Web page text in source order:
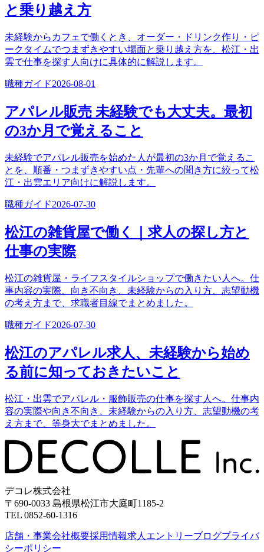
と乗り越え方
未経験からカフェで働くとき、オーダー・ドリンク作り・ピ
ークタイムでつまずきやすい場面と乗り越え方を、松江・出
雲で仕事を探す人向けに具体的に解説します。
職種ガイド2026-08-01
アパレル販売 未経験でも大丈夫。最初
の3か月で覚えること
未経験でアパレル販売を始めた人が最初の3か月で覚えるこ
とを、順番・つまずきやすい点・先輩への聞き方に絞って松
江・出雲エリア向けに解説します。
職種ガイド2026-07-30
松江の雑貨屋で働く｜求人の探し方と
仕事の実際
松江の雑貨屋・ライフスタイルショップで働きたい人へ。仕
事内容の実際、向き不向き、未経験からの入り方、志望動機
の考え方まで、求職者目線でまとめました。
職種ガイド2026-07-30
松江のアパレル求人、未経験から始め
る前に知っておきたいこと
松江・出雲でアパレル・服飾販売の仕事を探す人へ。仕事内
容の実際や向き不向き、未経験からの入り方、志望動機の考
え方まで、等身大でまとめました。
デコレ株式会社
〒690-0033 島根県松江市大庭町1185-2
TEL 0852-60-1316
店舗・事業会社概要採用情報求人エントリーブログプライバ
シーポリシー